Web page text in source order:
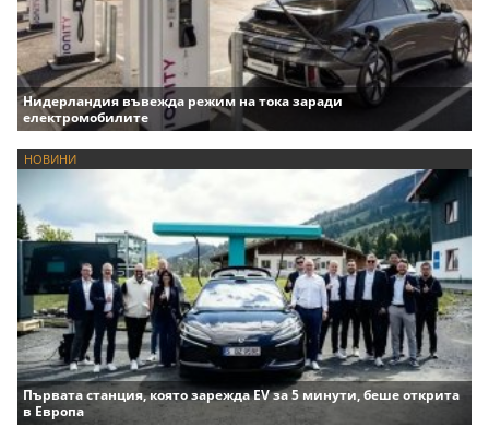
Нидерландия въвежда режим на тока заради
електромобилите
НОВИНИ
Първата станция, която зарежда EV за 5 минути, беше открита
в Европа